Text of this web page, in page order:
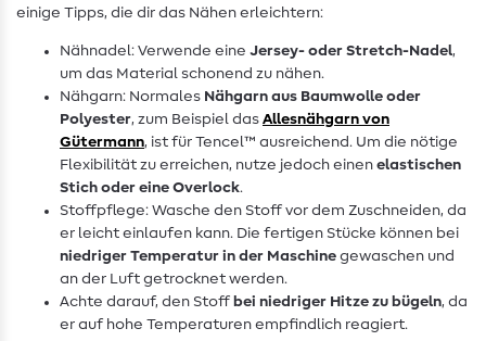
einige Tipps, die dir das Nähen erleichtern:
Nähnadel: Verwende eine Jersey- oder Stretch-Nadel,
um das Material schonend zu nähen.
Nähgarn: Normales Nähgarn aus Baumwolle oder
Polyester, zum Beispiel das Allesnähgarn von
Gütermann, ist für Tencel™ ausreichend. Um die nötige
Flexibilität zu erreichen, nutze jedoch einen elastischen
Stich oder eine Overlock.
Stoffpflege: Wasche den Stoff vor dem Zuschneiden, da
er leicht einlaufen kann. Die fertigen Stücke können bei
niedriger Temperatur in der Maschine gewaschen und
an der Luft getrocknet werden.
Achte darauf, den Stoff bei niedriger Hitze zu bügeln, da
er auf hohe Temperaturen empfindlich reagiert.